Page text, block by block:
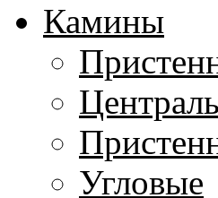
Камины
Угловые